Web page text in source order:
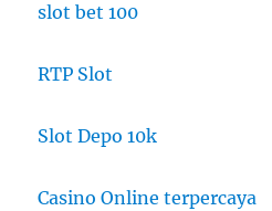
slot bet 100
RTP Slot
Slot Depo 10k
Casino Online terpercaya